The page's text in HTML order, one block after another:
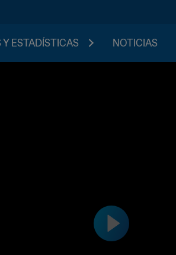
Y ESTADÍSTICAS NOTICIAS